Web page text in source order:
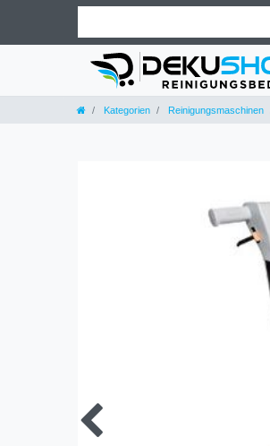
Kategorien Reinigungsmaschinen